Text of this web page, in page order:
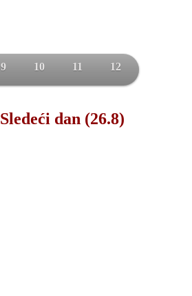
9 10 11 12
Sledeći dan (26.8)